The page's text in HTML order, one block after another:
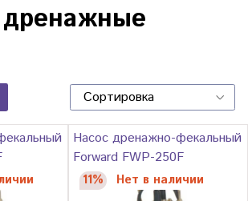
Насос дренажно-фекальный
Forward FWP-250F
11% Нет в наличии